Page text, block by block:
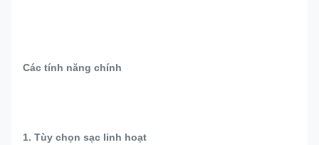
Các tính năng chính
1. Tùy chọn sạc linh hoạt